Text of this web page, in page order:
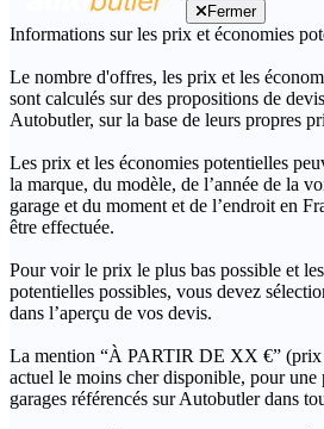
Fermer
Informations sur les prix et économies
Le nombre d'offres, les prix et les
sont calculés sur des propositions de
Autobutler, sur la base de leurs propres
Les prix et les économies potentielles
la marque, du modèle, de l’année de la
garage et du moment et de l’endroit en
être effectuée.
Pour voir le prix le plus bas possible et
potentielles possibles, vous devez
dans l’aperçu de vos devis.
La mention “À PARTIR DE XX €”
actuel le moins cher disponible, pour une
garages référencés sur Autobutler dans